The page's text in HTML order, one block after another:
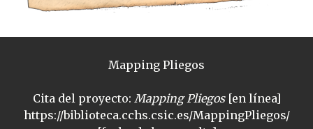
Mapping Pliegos
Cita del proyecto: Mapping Pliegos[en línea]
https://biblioteca.cchs.csic.es/MappingPliegos/